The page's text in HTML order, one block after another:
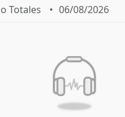
Totales 06/08/2026